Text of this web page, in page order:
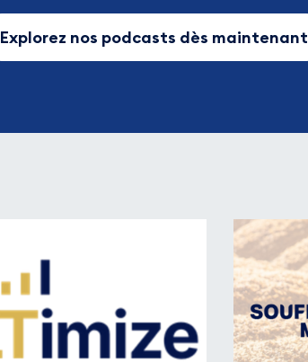
Explorez nos podcasts dès maintenant